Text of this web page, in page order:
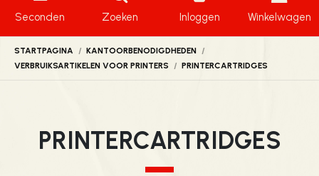
Seconden Zoeken Inloggen Winkelwagen
STARTPAGINA
KANTOORBENODIGDHEDEN
VERBRUIKSARTIKELEN VOOR PRINTERS
PRINTERCARTRIDGES
PRINTERCARTRIDGES